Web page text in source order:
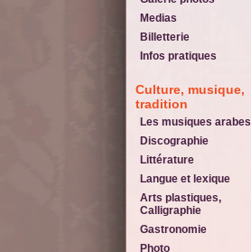
Medias
Billetterie
Infos pratiques
Culture, musique,
tradition
Les musiques arabes
Discographie
Littérature
Langue et lexique
Arts plastiques,
Calligraphie
Gastronomie
Photo